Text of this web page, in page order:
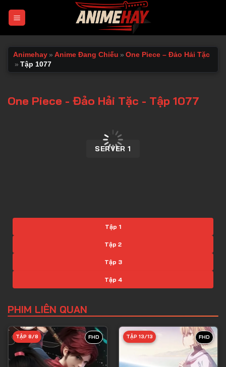
Animehay » Anime Đang Chiếu » One Piece – Đảo Hải Tặc
» Tập 1077
One Piece - Đảo Hải Tặc - Tập 1077
SERVER 1
Tập 1
Tập 2
Tập 3
Tập 4
Tập 6
Tập 7
Tập 8
PHIM LIÊN QUAN
FHD
TẬP 8/8 FHD
TẬP 13/13